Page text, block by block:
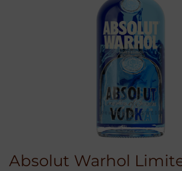
Absolut Warhol